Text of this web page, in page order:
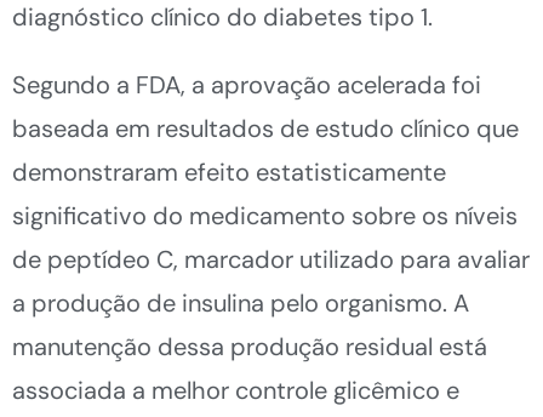
diagnóstico clínico do diabetes tipo 1.
Segundo a FDA, a aprovação acelerada foi
baseada em resultados de estudo clínico que
demonstraram efeito estatisticamente
significativo do medicamento sobre os níveis
de peptídeo C, marcador utilizado para avaliar
a produção de insulina pelo organismo. A
manutenção dessa produção residual está
associada a melhor controle glicêmico e